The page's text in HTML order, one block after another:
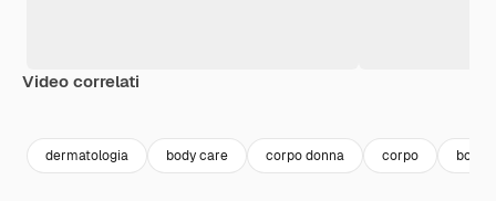
Video correlati
dermatologia body care corpo donna corpo body